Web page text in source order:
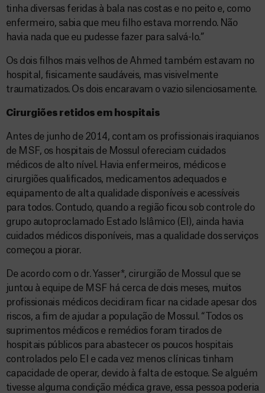
tinha diversas feridas à bala nas costas e no peito e, como
enfermeiro, sabia que meu filho estava morrendo. Não
havia nada que eu pudesse fazer para salvá-lo.”
Os dois filhos mais velhos de Ahmed também estavam no
hospital, fisicamente saudáveis, mas visivelmente
traumatizados. Os dois encaravam o vazio silenciosamente.
Cirurgiões retidos em hospitais
Antes de junho de 2014, contam os profissionais iraquianos
de MSF, os hospitais de Mossul ofereciam cuidados
médicos de alto nível. Havia enfermeiros, médicos e
cirurgiões qualificados, medicamentos adequados e
equipamento de alta qualidade disponíveis e acessíveis
para todos. Contudo, quando a região ficou sob controle do
grupo autoproclamado Estado Islâmico (EI), ainda havia
cuidados médicos disponíveis, mas a qualidade dos serviços
começou a piorar.
De acordo com o dr. Yasser*, cirurgião de Mossul que se
juntou à equipe de MSF há cerca de dois meses, muitos
profissionais médicos decidiram ficar na cidade apesar dos
riscos, a fim de ajudar a população de Mossul. “Todos os
suprimentos médicos e remédios foram tirados de
hospitais públicos para abastecer os poucos hospitais
controlados pelo EI e cada vez menos clínicas tinham
capacidade de operar, devido à falta de estoque. Se alguém
tivesse alguma condição médica grave, essa pessoa poderia